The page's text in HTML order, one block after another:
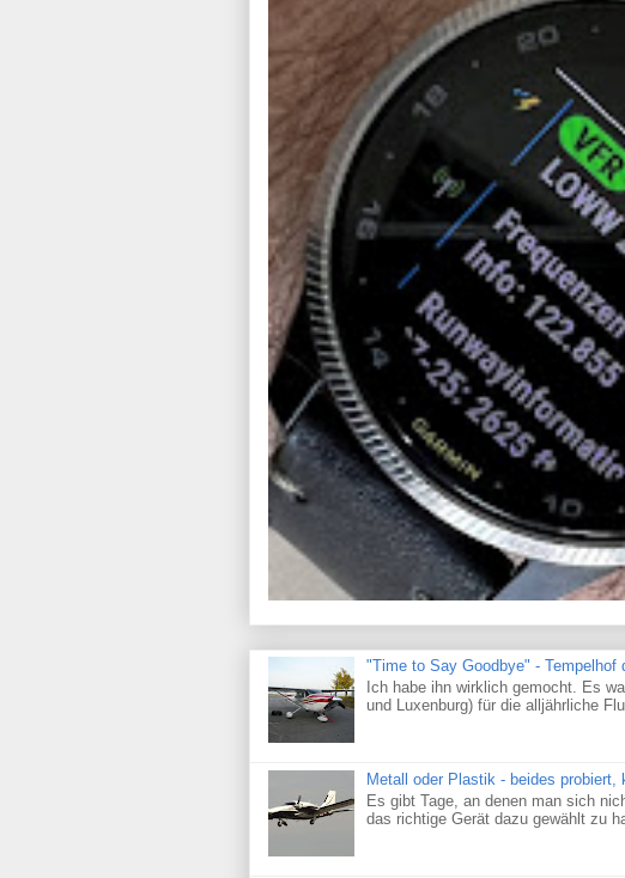
"Time to Say Goodbye" - Tempelhof
Ich habe ihn wirklich gemocht. Es
und Luxenburg) für die alljährliche
Metall oder Plastik - beides probiert,
Es gibt Tage, an denen man sich
das richtige Gerät dazu gewählt zu